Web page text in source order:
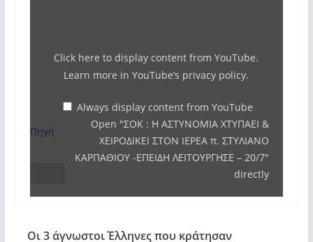
ΑΣΤΥΝΟΜΙΑ
&
ΧΕΙΡΟΔΙΚΕΙ
ΣΤΟΝ
ΙΕΡΕΑ
Click here to display content from YouTube.
Learn more inYouTube’s privacy policy.
Always display content from YouTube
Open "ΣΟΚ : Η ΑΣΤΥΝΟΜΙΑ ΧΤΥΠΑΕΙ &
ΧΕΙΡΟΔΙΚΕΙ ΣΤΟΝ ΙΕΡΕΑ π. ΣΤΥΛΙΑΝΟ
ΚΑΡΠΑΘΙΟΥ -ΕΠΕΙΔΗ ΛΕΙΤΟΥΡΓΗΣΕ – 20/7"
directly
Πηγή
Οι 3 άγνωστοι Έλληνες που κράτησαν